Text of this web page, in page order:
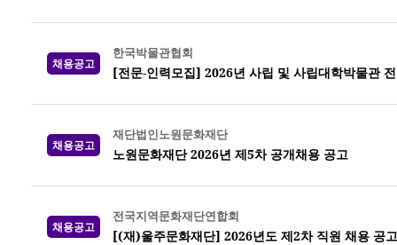
채용공고
한국박물관협회
[전문-인력모집] 2026년 사립 및 사립대학박물관
채용공고
재단법인노원문화재단
노원문화재단 2026년 제5차 공개채용 공고
채용공고
전국지역문화재단연합회
[(재)울주문화재단] 2026년도 제2차 직원 채용 공고